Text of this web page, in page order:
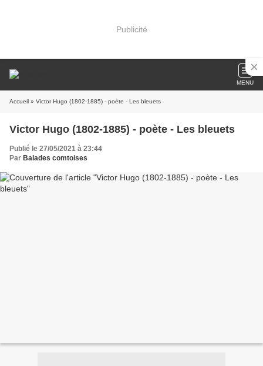
Publicité
MENU
Accueil » Victor Hugo (1802-1885) - poète - Les bleuets
Victor Hugo (1802-1885) - poète - Les bleuets
Publié le 27/05/2021 à 23:44
Par Balades comtoises